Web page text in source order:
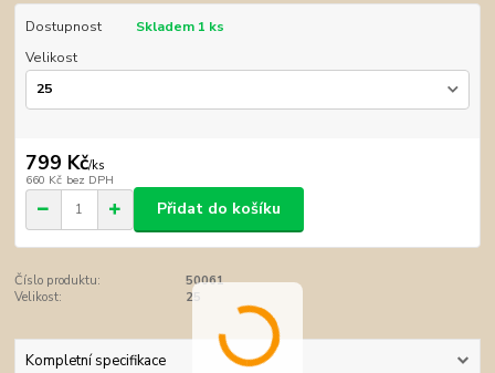
Dostupnost
Skladem 1 ks
Velikost
799 Kč/ks
660 Kč bez DPH
Přidat do košíku
Číslo produktu:
50061
Velikost:
25
Kompletní specifikace